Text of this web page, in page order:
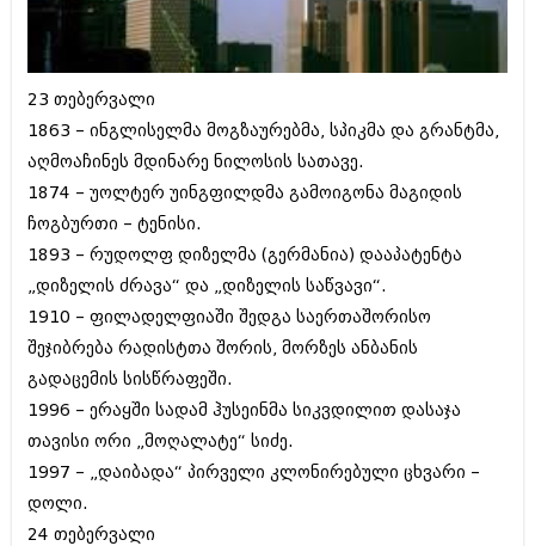
მოდა + დიზაინი
რელიგია
მედიცინა
სპორტი
კადრს მიღმა
კულინარია
ავტორჩევები
ბელადები
ბიზნესსიახლეები
თემიდას სასწორი
იუმორი
სპორტი
კადრს მიღმა
კულინარია
ავტორჩევები
ბელადები
ბიზნესსიახლეები
გვარები
თემიდას სასწორი
იუმორი
კალეიდოსკოპი
ჰოროსკოპი და შეუცნობელი
კრიმინალი
23 თებერვალი
1863 – ინგლისელმა მოგზაურებმა, სპიკმა და გრანტმა,
აღმოაჩინეს მდინარე ნილოსის სათავე.
1874 – უოლტერ უინგფილდმა გამოიგონა მაგიდის
ჩოგბურთი – ტენისი.
1893 – რუდოლფ დიზელმა (გერმანია) დააპატენტა
„დიზელის ძრავა“ და „დიზელის საწვავი“.
1910 – ფილადელფიაში შედგა საერთაშორისო
შეჯიბრება რადისტთა შორის, მორზეს ანბანის
გადაცემის სისწრაფეში.
1996 – ერაყში სადამ ჰუსეინმა სიკვდილით დასაჯა
თავისი ორი „მოღალატე“ სიძე.
1997 – „დაიბადა“ პირველი კლონირებული ცხვარი –
დოლი.
24 თებერვალი